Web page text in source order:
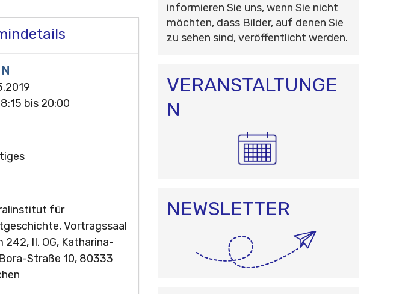
bis 20:00
für
Vortragssaal
242, II. OG, Katharina-
Straße 10, 80333
informieren Sie uns, wenn Sie nicht
möchten, dass Bilder, auf denen Sie
zu sehen sind, veröffentlicht werden.
VERANSTALTUNGE
N
NEWSLETTER